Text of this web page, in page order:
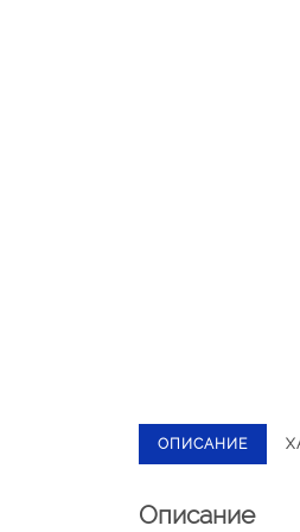
ОПИСАНИЕ
Описание